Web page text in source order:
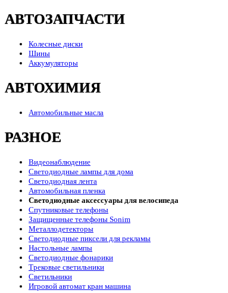
АВТОЗАПЧАСТИ
Колесные диски
Шины
Аккумуляторы
АВТОХИМИЯ
Автомобильные масла
РАЗНОЕ
Видеонаблюдение
Светодиодные лампы для дома
Светодиодная лента
Автомобильная пленка
Светодиодные аксессуары для велосипеда
Спутниковые телефоны
Защищенные телефоны Sonim
Металлодетекторы
Светодиодные пиксели для рекламы
Настольные лампы
Светодиодные фонарики
Трековые светильники
Светильники
Игровой автомат кран машина